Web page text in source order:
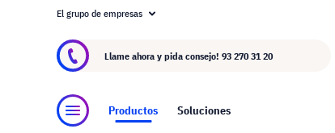
Acerca de visunext.es
El grupo de empresas
Llame ahora y pida consejo! 93 270 31 20
Productos Soluciones